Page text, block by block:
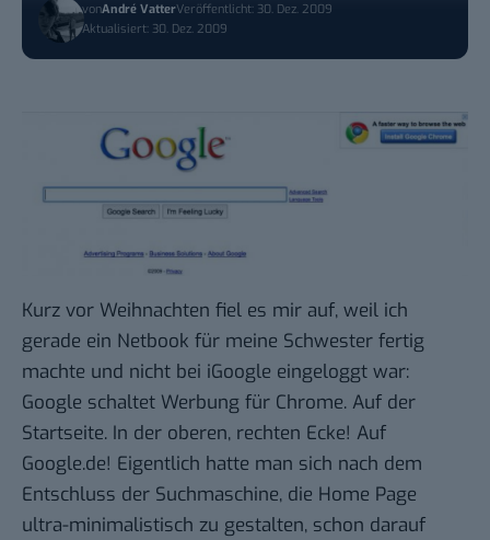
vonAndré VatterVeröffentlicht: 30. Dez. 2009
Aktualisiert: 30. Dez. 2009
Kurz vor Weihnachten fiel es mir auf, weil ich
gerade ein Netbook für meine Schwester fertig
machte und nicht bei iGoogle eingeloggt war:
Google schaltet Werbung für Chrome. Auf der
Startseite. In der oberen, rechten Ecke! Auf
Google.de! Eigentlich hatte man sich nach dem
Entschluss der Suchmaschine, die Home Page
ultra-minimalistisch zu gestalten, schon darauf